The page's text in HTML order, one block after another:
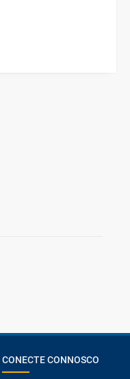
CONECTE CONNOSCO